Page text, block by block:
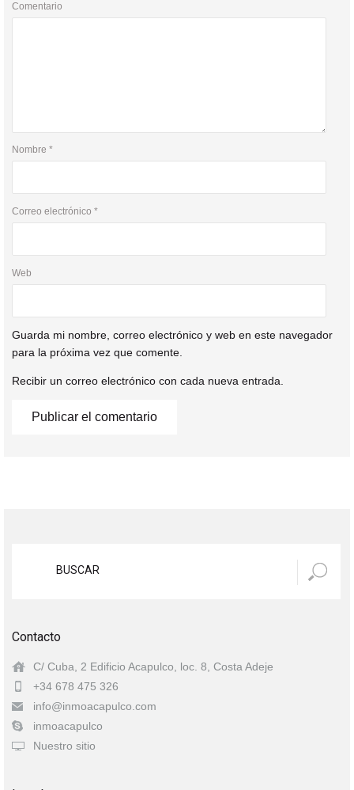
Comentario
Nombre *
Correo electrónico *
Web
Guarda mi nombre, correo electrónico y web en este navegador
para la próxima vez que comente.
Recibir un correo electrónico con cada nueva entrada.
Contacto
C/ Cuba, 2 Edificio Acapulco, loc. 8, Costa Adeje
+34 678 475 326
info@inmoacapulco.com
inmoacapulco
Nuestro sitio